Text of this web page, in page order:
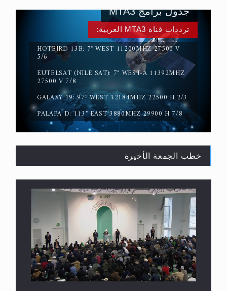
حقيقة المسيح الدجال
القرآن قاضٍ وحكمٌ على السنة ومهيمنٌ عليها.. ليس
العكس
ترددات قناة MTA3 العربية:
HOTBIRD 13B: 7° WEST 11200MHZ 27500 V
5/6
EUTELSAT (NILE SAT): 7° WEST-A 11392MHZ
27500 V 7/8
GALAXY 19: 97° WEST 12184MHZ 22500 H 2/3
PALAPA D: 113° EAST 3880MHZ 29900 H 7/8
جدول برامج MTA3
خطب الجمعة الأخيرة